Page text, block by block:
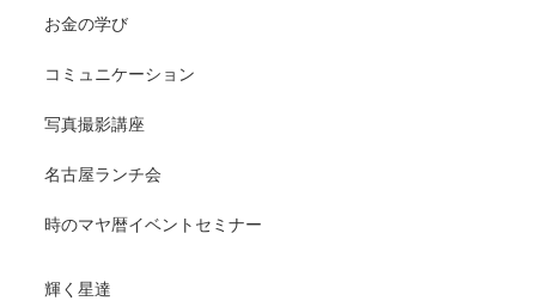
お金の学び
コミュニケーション
写真撮影講座
名古屋ランチ会
時のマヤ暦イベントセミナー
輝く星達